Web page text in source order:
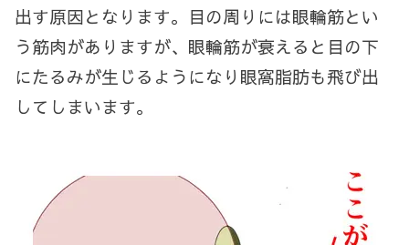
出す原因となります。目の周りには眼輪筋とい
う筋肉がありますが、眼輪筋が衰えると目の下
にたるみが生じるようになり眼窩脂肪も飛び出
してしまいます。